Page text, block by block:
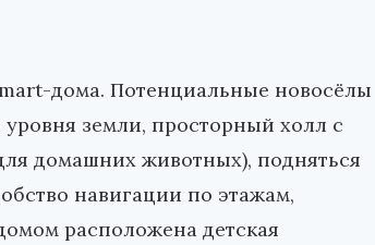
дома. Потенциальные новосёлы
земли, просторный холл с
домашних животных), подняться
навигации по этажам,
расположена детская